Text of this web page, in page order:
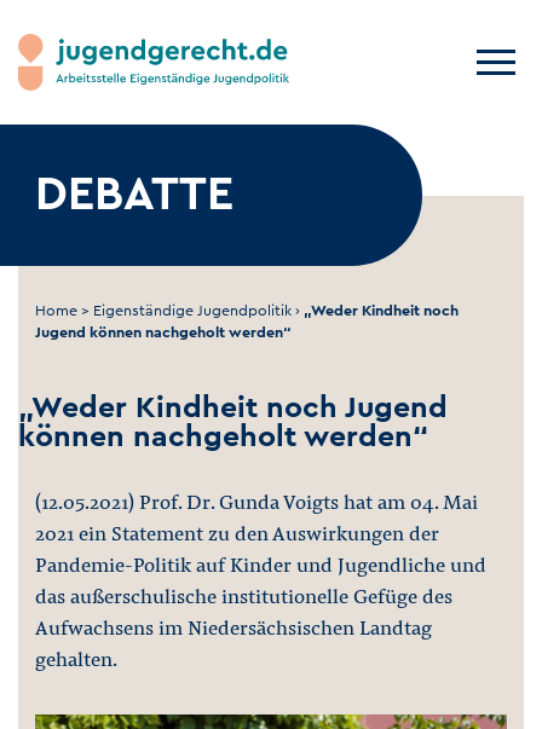
DEBATTE
Home > Eigenständige Jugendpolitik › „Weder Kindheit noch
Jugend können nachgeholt werden“
„Weder Kindheit noch Jugend
können nachgeholt werden“
(12.05.2021) Prof. Dr. Gunda Voigts hat am 04. Mai
2021 ein Statement zu den Auswirkungen der
Pandemie-Politik auf Kinder und Jugendliche und
das außerschulische institutionelle Gefüge des
Aufwachsens im Niedersächsischen Landtag
gehalten.